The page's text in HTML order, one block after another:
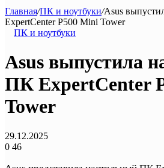
Главная/ПК и ноутбуки/Asus
ExpertCenter P500 Mini Tower
ПК и ноутбуки
Asus выпустила
ПК ExpertCenter
Tower
29.12.2025
0 46